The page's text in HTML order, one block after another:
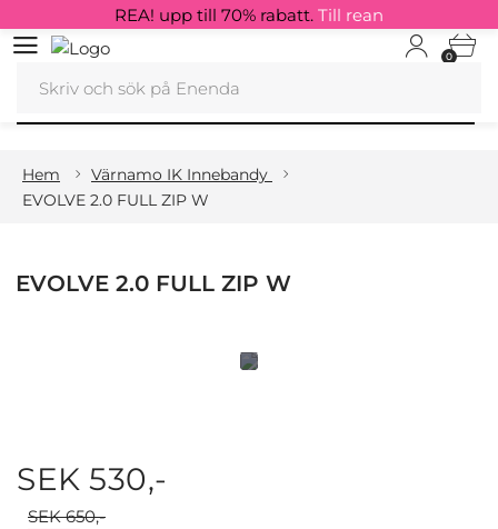
0
REA! upp till 70% rabatt. Till rean
Hem
Värnamo IK Innebandy
EVOLVE 2.0 FULL ZIP W
EVOLVE 2.0 FULL ZIP W
SEK 530,-
SEK 650,-